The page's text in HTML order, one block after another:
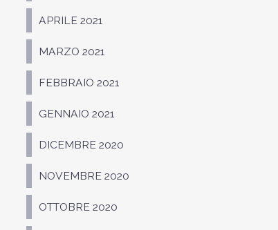
APRILE 2021
MARZO 2021
FEBBRAIO 2021
GENNAIO 2021
DICEMBRE 2020
NOVEMBRE 2020
OTTOBRE 2020